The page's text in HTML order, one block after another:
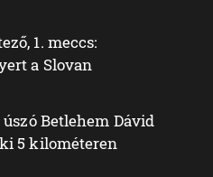
1. meccs:
a Slovan
Betlehem Dávid
5 kilométeren